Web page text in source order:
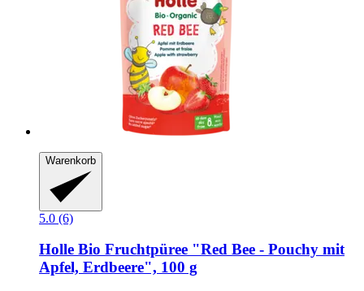
Warenkorb
5.0 (6)
Holle Bio Fruchtpüree "Red Bee -​ Pouchy mit
Apfel, Erdbeere", 100 g